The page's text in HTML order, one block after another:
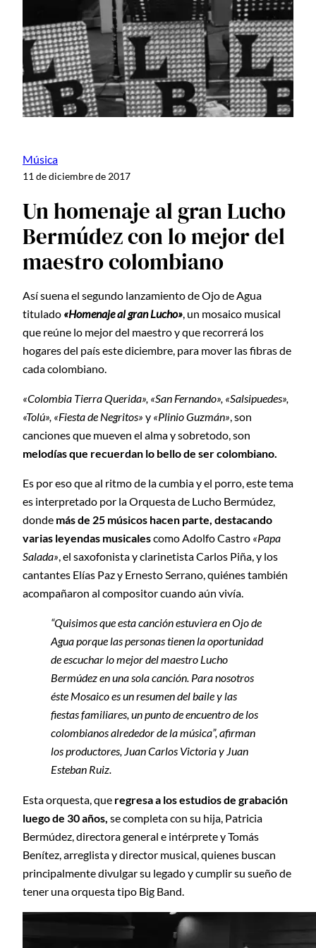
Música
11 de diciembre de 2017
Un homenaje al gran Lucho
Bermúdez con lo mejor del
maestro colombiano
Así suena el segundo lanzamiento de Ojo de Agua
titulado «Homenaje al gran Lucho» , un mosaico musical
que reúne lo mejor del maestro y que recorrerá los
hogares del país este diciembre, para mover las fibras de
cada colombiano.
«Colombia Tierra Querida», «San Fernando», «Salsipuedes»,
«Tolú», «Fiesta de Negritos» y «Plinio Guzmán», son
canciones que mueven el alma y sobretodo, son
melodías que recuerdan lo bello de ser colombiano.
Es por eso que al ritmo de la cumbia y el porro, este tema
es interpretado por la Orquesta de Lucho Bermúdez,
donde más de 25 músicos hacen parte, destacando
varias leyendas musicalescomo Adolfo Castro «Papa
Salada», el saxofonista y clarinetista Carlos Piña, y los
cantantes Elías Paz y Ernesto Serrano, quiénes también
acompañaron al compositor cuando aún vivía.
“Quisimos que esta canción estuviera en Ojo de
Agua porque las personas tienen la oportunidad
de escuchar lo mejor del maestro Lucho
Bermúdez en una sola canción. Para nosotros
éste Mosaico es un resumen del baile y las
fiestas familiares, un punto de encuentro de los
colombianos alrededor de la música”, afirman
los productores, Juan Carlos Victoria y Juan
Esteban Ruiz.
Esta orquesta, que regresa a los estudios de grabación
luego de 30 años, se completa con su hija, Patricia
Bermúdez, directora general e intérprete y Tomás
Benítez, arreglista y director musical, quienes buscan
principalmente divulgar su legado y cumplir su sueño de
tener una orquesta tipo Big Band.